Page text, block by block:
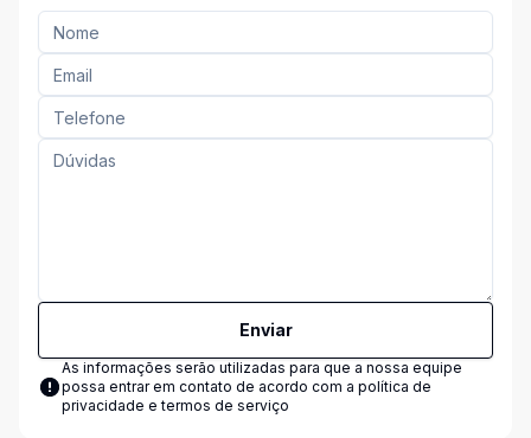
Enviar
As informações serão utilizadas para que a nossa equipe
possa entrar em contato de acordo com a política de
privacidade e termos de serviço